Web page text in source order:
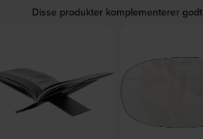
Disse produkter komplementerer godt